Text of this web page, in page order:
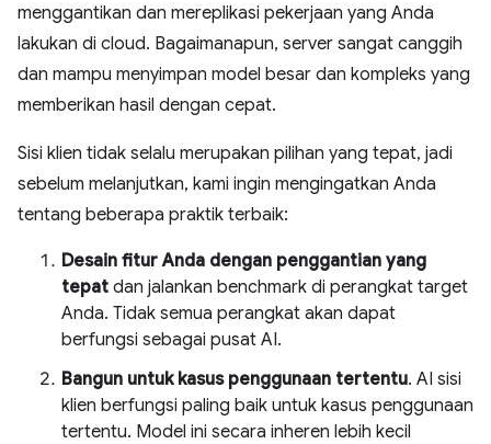
menggantikan dan mereplikasi pekerjaan yang Anda
lakukan di cloud. Bagaimanapun, server sangat canggih
dan mampu menyimpan model besar dan kompleks yang
memberikan hasil dengan cepat.
Sisi klien tidak selalu merupakan pilihan yang tepat, jadi
sebelum melanjutkan, kami ingin mengingatkan Anda
tentang beberapa praktik terbaik:
Desain fitur Anda dengan penggantian yang
tepat dan jalankan benchmark di perangkat target
Anda. Tidak semua perangkat akan dapat
berfungsi sebagai pusat AI.
Bangun untuk kasus penggunaan tertentu. AI sisi
klien berfungsi paling baik untuk kasus penggunaan
tertentu. Model ini secara inheren lebih kecil